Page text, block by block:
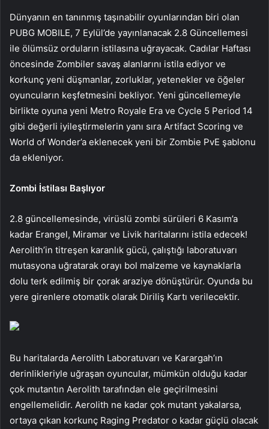
Dünyanın en tanınmış taşınabilir oyunlarından biri olan
PUBG MOBILE, 7 Eylül’de yayınlanacak 2.8 Güncellemesi
ile ölümsüz orduların istilasına uğrayacak. Cadılar Haftası
öncesinde Zombiler savaş alanlarını istila ediyor ve
korkunç yeni düşmanlar, zorluklar, yetenekler ve öğeler
oyuncuların keşfetmesini bekliyor. Yeni güncellemeyle
birlikte oyuna yeni Metro Royale Era ve Cycle 5 Period 14
gibi değerli iyileştirmelerin yanı sıra Artifact Scoring ve
World of Wonder’a eklenecek yeni bir Zombie PvE şablonu
da ekleniyor.
Zombi İstilası Başlıyor
2.8 güncellemesinde, virüslü zombi sürüleri 6 Kasım’a
kadar Erangel, Miramar ve Livik haritalarını istila edecek!
Aerolith’in titreşen karanlık gücü, çalıştığı laboratuvarı
mutasyona uğratarak orayı bol malzeme ve kaynaklarla
dolu terk edilmiş bir çorak araziye dönüştürür. Oyunda bu
yere girenlere otomatik olarak Diriliş Kartı verilecektir.
Bu haritalarda Aerolith Laboratuvarı ve Karargah’ın
derinlikleriyle uğraşan oyuncular, mümkün olduğu kadar
çok mutantın Aerolith tarafından ele geçirilmesini
engellemelidir. Aerolith ne kadar çok mutant yakalarsa,
ortaya çıkan korkunç Raging Predator o kadar güçlü olacak